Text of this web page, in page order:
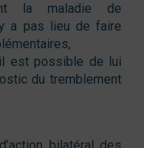
la maladie de
a pas lieu de faire
est possible de lui
du tremblement